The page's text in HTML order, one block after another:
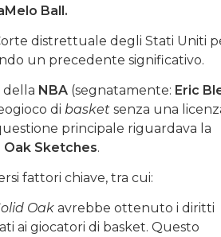
Ball.
distrettuale degli Stati Uniti
un precedente significativo.
della NBA (segnatamente: Eric
di basket senza una
principale riguardava la
Oak Sketches.
fattori chiave, tra cui:
Oak avrebbe ottenuto i diritti
ai giocatori di basket. Questo